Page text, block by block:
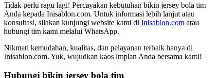
Tidak perlu ragu lagi! Percayakan kebutuhan bikin jersey bola tim
Anda kepada Inisablon.com. Untuk informasi lebih lanjut atau
konsultasi, silakan kunjungi website kami di Inisablon.com atau
hubungi tim kami melalui WhatsApp.
Nikmati kemudahan, kualitas, dan pelayanan terbaik hanya di
Inisablon.com. Yuk, wujudkan kaos impian Anda bersama kami!
Hubungi bikin jersey bola tim